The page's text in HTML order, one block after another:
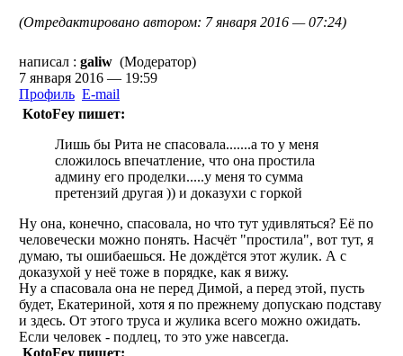
(Отредактировано автором: 7 января 2016 — 07:24)
написал : galiw (Модератор)
7 января 2016 — 19:59
Профиль E-mail
KotoFey пишет:
Лишь бы Рита не спасовала.......а то у меня
сложилось впечатление, что она простила
админу его проделки.....у меня то сумма
претензий другая )) и доказухи с горкой
Ну она, конечно, спасовала, но что тут удивляться? Её по
человечески можно понять. Насчёт "простила", вот тут, я
думаю, ты ошибаешься. Не дождётся этот жулик. А с
доказухой у неё тоже в порядке, как я вижу.
Ну а спасовала она не перед Димой, а перед этой, пусть
будет, Екатериной, хотя я по прежнему допускаю подставу
и здесь. От этого труса и жулика всего можно ожидать.
Если человек - подлец, то это уже навсегда.
KotoFey пишет: